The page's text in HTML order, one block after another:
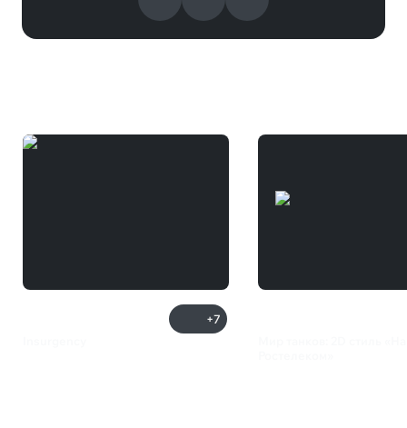
+7